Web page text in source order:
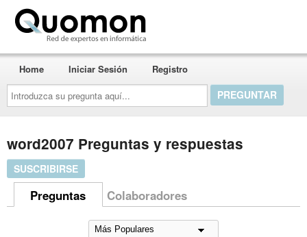
Introduzca
su
pregunta
aquí...
Home Iniciar Sesión Registro
word2007 Preguntas y respuestas
SUSCRIBIRSE
Preguntas Colaboradores